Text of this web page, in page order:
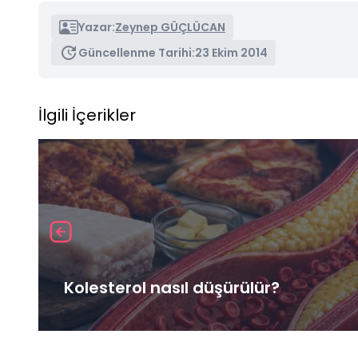
Yazar:Zeynep GÜÇLÜCAN
Güncellenme Tarihi:23 Ekim 2014
İlgili İçerikler
Kolesterol nasıl düşürülür?